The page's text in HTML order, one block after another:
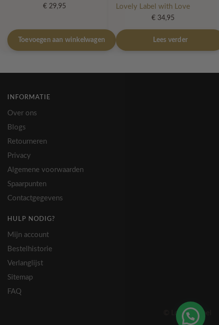
€29,95
Toevoegen aan winkelwagen
Lovely Label with Love
€34,95
Lees verder
INFORMATIE
Over ons
Blogs
Retourneren
Privacy
Algemene voorwaarden
Spaarpunten
Contactgegevens
HULP NODIG?
Mijn account
Bestelhistorie
Verlanglijst
Sitemap
FAQ
© Lovely Label